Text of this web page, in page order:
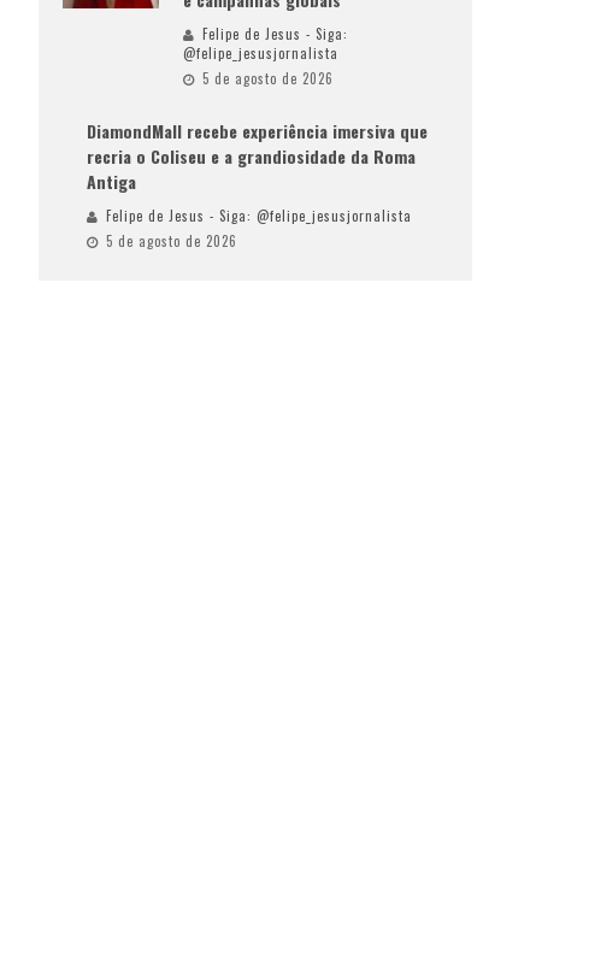
Felipe de Jesus - Siga:
@felipe_jesusjornalista
5 de agosto de 2026
DiamondMall recebe experiência imersiva que
recria o Coliseu e a grandiosidade da Roma
Antiga
Felipe de Jesus - Siga: @felipe_jesusjornalista
5 de agosto de 2026